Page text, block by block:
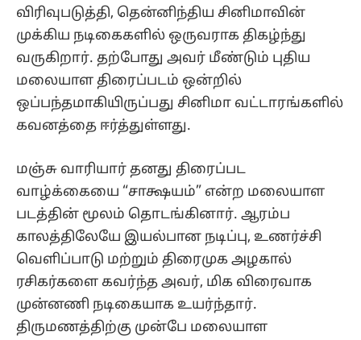
விரிவுபடுத்தி, தென்னிந்திய சினிமாவின்
முக்கிய நடிகைகளில் ஒருவராக திகழ்ந்து
வருகிறார். தற்போது அவர் மீண்டும் புதிய
மலையாள திரைப்படம் ஒன்றில்
ஒப்பந்தமாகியிருப்பது சினிமா வட்டாரங்களில்
கவனத்தை ஈர்த்துள்ளது.
மஞ்சு வாரியார் தனது திரைப்பட
வாழ்க்கையை “சாக்ஷயம்” என்ற மலையாள
படத்தின் மூலம் தொடங்கினார். ஆரம்ப
காலத்திலேயே இயல்பான நடிப்பு, உணர்ச்சி
வெளிப்பாடு மற்றும் திரைமுக அழகால்
ரசிகர்களை கவர்ந்த அவர், மிக விரைவாக
முன்னணி நடிகையாக உயர்ந்தார்.
திருமணத்திற்கு முன்பே மலையாள